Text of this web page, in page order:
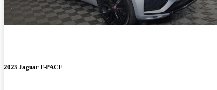
2023 Jaguar F-PACE